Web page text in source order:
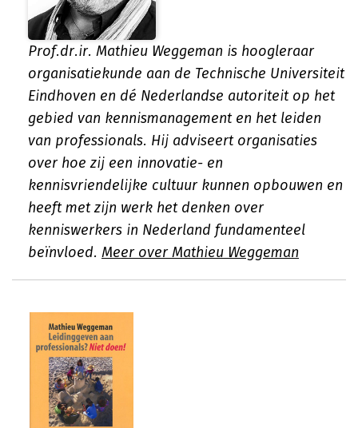
Prof.dr.ir. Mathieu Weggeman is hoogleraar
organisatiekunde aan de Technische Universiteit
Eindhoven en dé Nederlandse autoriteit op het
gebied van kennismanagement en het leiden
van professionals. Hij adviseert organisaties
over hoe zij een innovatie- en
kennisvriendelijke cultuur kunnen opbouwen en
heeft met zijn werk het denken over
kenniswerkers in Nederland fundamenteel
beïnvloed. Meer over Mathieu Weggeman